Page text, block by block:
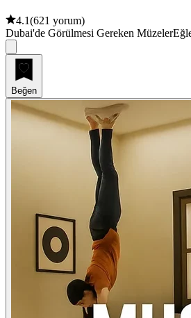
4.1(621 yorum)
Dubai'de Görülmesi Gereken Müzeler
Beğen